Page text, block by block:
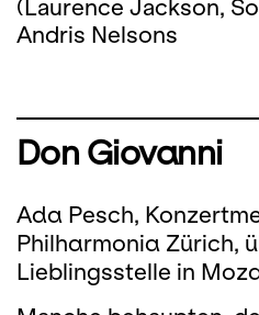
(Laurence Jackson,
Andris Nelsons
Don Giovanni
Ada Pesch,
Philharmonia Zürich,
Lieblingsstelle in